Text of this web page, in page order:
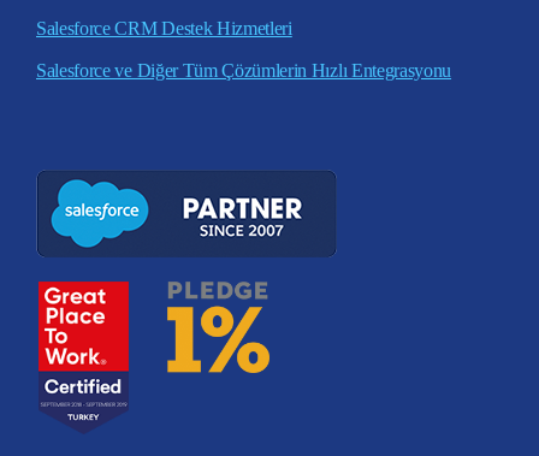
Salesforce CRM Destek Hizmetleri
Salesforce ve Diğer Tüm Çözümlerin Hızlı Entegrasyonu